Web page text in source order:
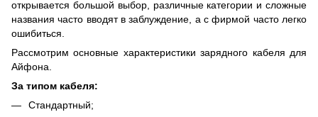
открывается большой выбор, различные категории и сложные
названия часто вводят в заблуждение, а с фирмой часто легко
ошибиться.
Рассмотрим основные характеристики зарядного кабеля для
Айфона.
За типом кабеля:
Стандартный;